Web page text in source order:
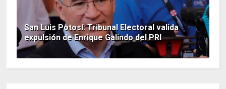
San Luis Potosí: Tribunal Electoral valida
expulsión de Enrique Galindo del PRI